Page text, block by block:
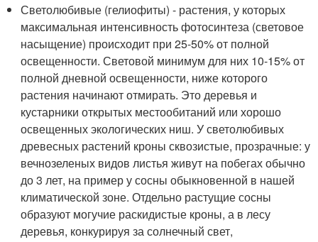
Светолюбивые (гелиофиты) - растения, у которых
максимальная интенсивность фотосинтеза (световое
насыщение) происходит при 25-50% от полной
освещенности. Световой минимум для них 10-15% от
полной дневной освещенности, ниже которого
растения начинают отмирать. Это деревья и
кустарники открытых местообитаний или хорошо
освещенных экологических ниш. У светолюбивых
древесных растений кроны сквозистые, прозрачные: у
вечнозеленых видов листья живут на побегах обычно
до 3 лет, на пример у сосны обыкновенной в нашей
климатической зоне. Отдельно растущие сосны
образуют могучие раскидистые кроны, а в лесу
деревья, конкурируя за солнечный свет,